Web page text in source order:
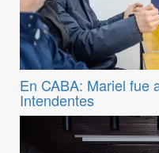
En CABA: Mariel fue
Intendentes